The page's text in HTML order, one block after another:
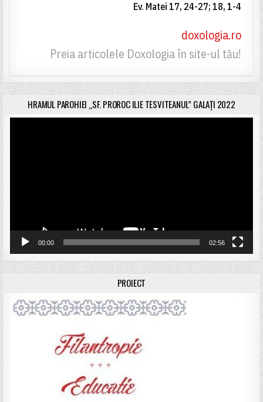
Ev. Matei 17, 24-27; 18, 1-4
doxologia.ro
Preia articolele Doxologia în site-ul tău!
HRAMUL PAROHIEI „SF. PROROC ILIE TESVITEANUL” GALAȚI 2022
00:00 02:56
PROIECT